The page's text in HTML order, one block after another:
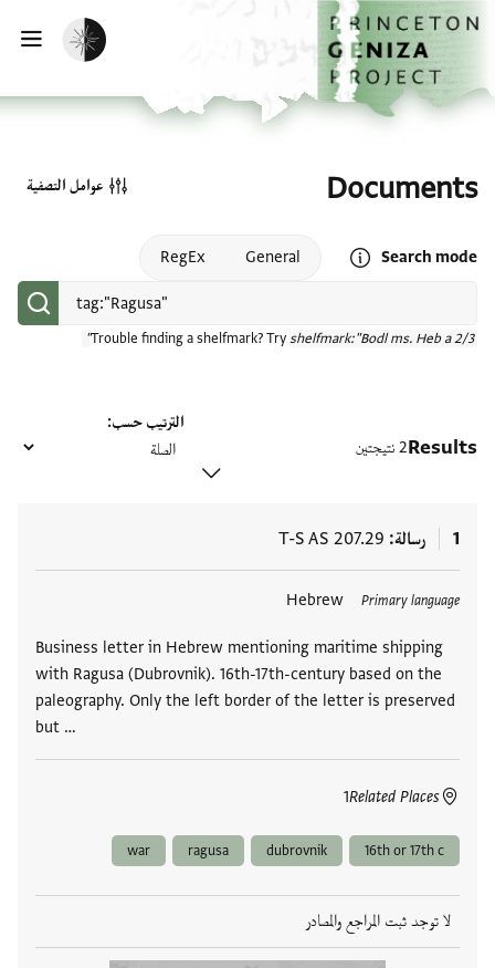
تخطي إلى المحتوى الرئيسي
الصفحة الرئيسية
تفعيل الوضع المظلم
Documents
Search mode
Open search mode help
General
RegEx
Trouble finding a shelfmark? Try shelfmark:"Bodl ms. Heb a 2/3"
عوامل التصفية
Results2 نتيجتين
الترتيب حسب
1 رسالة T-S AS 207.29
Primary language
Hebrew
Business letter in Hebrew mentioning maritime shipping
with Ragusa (Dubrovnik). 16th-17th-century based on the
paleography. Only the left border of the letter is preserved
but …
Related Places
1
العلامات
16th or 17th c
dubrovnik
ragusa
war
لا توجد ثبت المراجع والمصادر